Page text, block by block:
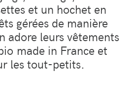
et un hochet en
gérées de manière
adore leurs vêtements
made in France et
les tout-petits.